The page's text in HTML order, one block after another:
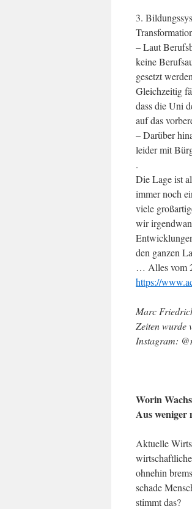
3.
– Laut
keine
gesetzt
Gleichzeitig
dass die Uni
auf das
– Darüber
leider mit
.
Die Lage ist
immer noch
viele
wir
den ganzen
… Alles vom
https://
Marc
Zeiten wurde
Instagram:
Worin
Aus weniger
Aktuelle
ohnehin
schade
stimmt das?